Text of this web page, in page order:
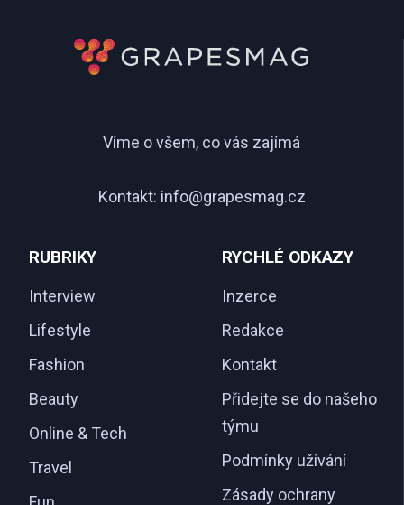
Víme o všem, co vás zajímá
Kontakt: info@grapesmag.cz
RUBRIKY
Interview
Lifestyle
Fashion
Beauty
Online & Tech
Travel
RYCHLÉ ODKAZY
Inzerce
Redakce
Kontakt
Přidejte se do našeho
týmu
Podmínky užívání
Zásady ochrany